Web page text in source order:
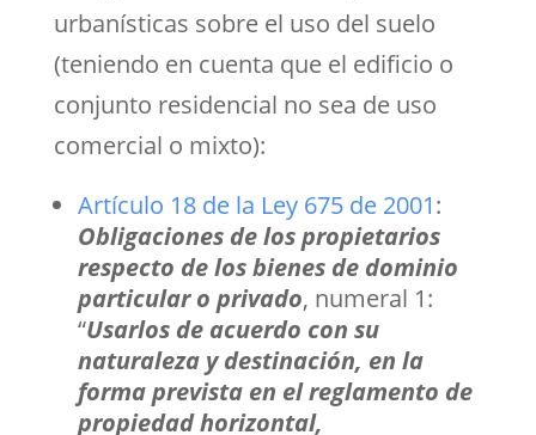
urbanísticas sobre el uso del suelo
(teniendo en cuenta que el edificio o
conjunto residencial no sea de uso
comercial o mixto):
Artículo 18 de la Ley 675 de 2001:
Obligaciones de los propietarios
respecto de los bienes de dominio
particular o privado, numeral 1:
“Usarlos de acuerdo con su
naturaleza y destinación, en la
forma prevista en el reglamento de
propiedad horizontal,